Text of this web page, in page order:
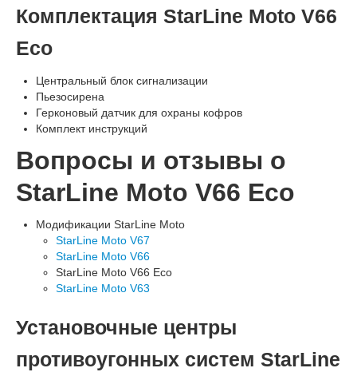
Комплектация StarLine Moto V66
Eco
Центральный блок сигнализации
Пьезосирена
Герконовый датчик для охраны кофров
Комплект инструкций
Вопросы и отзывы о
StarLine Moto V66 Eco
Модификации StarLine Moto
StarLine Moto V67
StarLine Moto V66
StarLine Moto V66 Eco
StarLine Moto V63
Установочные центры
противоугонных систем StarLine